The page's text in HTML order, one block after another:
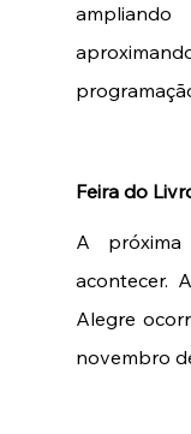
Feira do
A
acontecer.
Alegre
novembro